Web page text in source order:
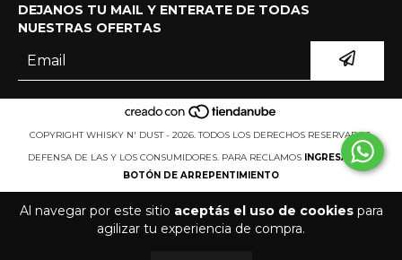
Al navegar por este sitio aceptás el uso de cookiespara
agilizar tu experiencia de compra.
DEJANOS TU MAIL Y ENTERATE DE TODAS
NUESTRAS OFERTAS
COPYRIGHT WHISKY N' DUST - 2026. TODOS LOS DERECHOS RESERVADOS.
DEFENSA DE LAS Y LOS CONSUMIDORES. PARA RECLAMOS
INGRESÁ ACÁ.
BOTÓN DE ARREPENTIMIENTO